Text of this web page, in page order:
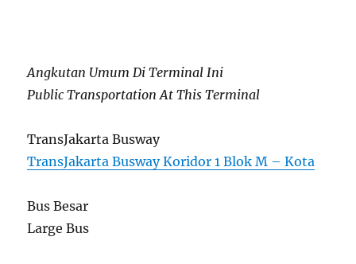
Angkutan Umum Di Terminal Ini
Public Transportation At This Terminal
TransJakarta Busway
TransJakarta Busway Koridor 1 Blok M – Kota
Bus Besar
Large Bus